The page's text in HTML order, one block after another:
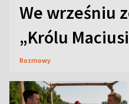
We wrześniu
„Królu
Rozmowy